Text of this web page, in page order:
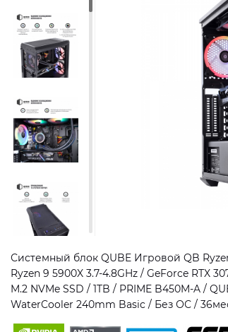
Системный блок QUBE Игровой QB
Ryzen 9 5900X 3.7-4.8GHz / GeForce RTX
M.2 NVMe SSD / 1TB / PRIME B450M-A /
WaterCooler 240mm Basic / Без ОС /